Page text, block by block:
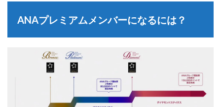
ANAプレミアムメンバーになるには？